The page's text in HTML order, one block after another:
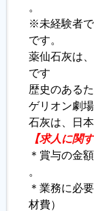
。
※未経験者
です。
薬仙石灰は
です
歴史のある
ゲリオン劇
石灰は、日
【求人に関
＊賞与の金
。
＊業務に必
材費）